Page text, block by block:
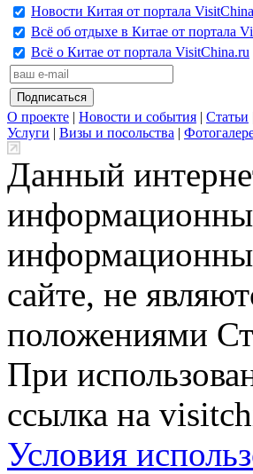
Новости Китая от портала
Всё об отдыхе в Китае от портала
Всё о Китае от портала VisitChina.ru
О проекте | Новости и события | Статьи
Услуги | Визы и посольства |
Данный
сайте, не
положениями
При
ссылка на
Условия